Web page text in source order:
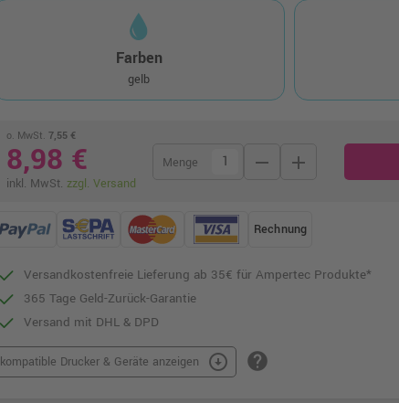
Farben
gelb
o. MwSt. 7,55 €
8,98 €
inkl. MwSt. zzgl. Versand
Menge remove add
Rechnung
Versandkostenfreie Lieferung ab 35€ für Ampertec Produkte*
365 Tage Geld-Zurück-Garantie
Versand mit DHL & DPD
kompatible Drucker & Geräte anzeigen arrow_circle_down help